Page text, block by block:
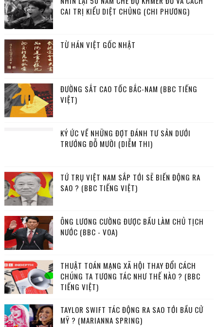
CAI TRỊ KIỂU DIỆT CHỦNG (CHI PHƯƠNG)
TỪ HÁN VIỆT GỐC NHẬT
ĐƯỜNG SẮT CAO TỐC BẮC-NAM (BBC TIẾNG
VIỆT)
KÝ ỨC VỀ NHỮNG ĐỢT ĐÁNH TƯ SẢN DƯỚI
TRƯỚNG ĐỖ MƯỜI (DIỄM THI)
TỨ TRỤ VIỆT NAM SẮP TỚI SẼ BIẾN ĐỘNG RA
SAO ? (BBC TIẾNG VIỆT)
ÔNG LƯƠNG CƯỜNG ĐƯỢC BẦU LÀM CHỦ TỊCH
NƯỚC (BBC - VOA)
THUẬT TOÁN MẠNG XÃ HỘI THAY ĐỔI CÁCH
CHÚNG TA TƯƠNG TÁC NHƯ THẾ NÀO ? (BBC
TIẾNG VIỆT)
TAYLOR SWIFT TÁC ĐỘNG RA SAO TỚI BẦU CỬ
MỸ ? (MARIANNA SPRING)